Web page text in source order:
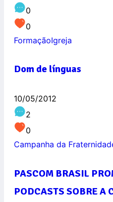
0
0
FormaçãoIgreja
Dom de línguas
10/05/2012
2
0
Campanha da
PASCOM BRASIL
PODCASTS SOBRE A